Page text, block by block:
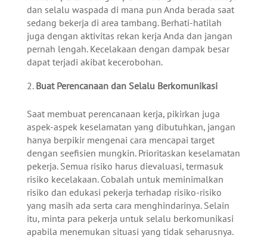
dan selalu waspada di mana pun Anda berada saat
sedang bekerja di area tambang. Berhati-hatilah
juga dengan aktivitas rekan kerja Anda dan jangan
pernah lengah. Kecelakaan dengan dampak besar
dapat terjadi akibat kecerobohan.
Buat Perencanaan dan Selalu Berkomunikasi
Saat membuat perencanaan kerja, pikirkan juga
aspek-aspek keselamatan yang dibutuhkan, jangan
hanya berpikir mengenai cara mencapai target
dengan seefisien mungkin. Prioritaskan keselamatan
pekerja. Semua risiko harus dievaluasi, termasuk
risiko kecelakaan. Cobalah untuk meminimalkan
risiko dan edukasi pekerja terhadap risiko-risiko
yang masih ada serta cara menghindarinya. Selain
itu, minta para pekerja untuk selalu berkomunikasi
apabila menemukan situasi yang tidak seharusnya.